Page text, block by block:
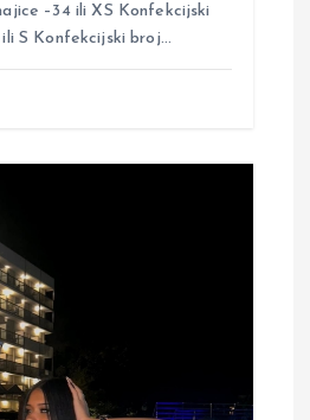
–34 ili XS Konfekcijski
S Konfekcijski broj…